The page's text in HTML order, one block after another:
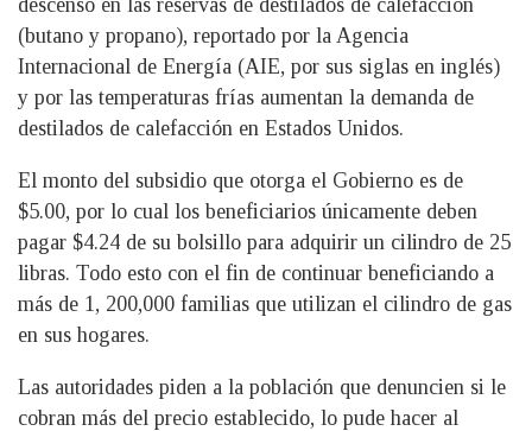
(butano y propano), reportado por la Agencia
Internacional de Energía (AIE, por sus siglas en inglés)
y por las temperaturas frías aumentan la demanda de
destilados de calefacción en Estados Unidos.
El monto del subsidio que otorga el Gobierno es de
$5.00, por lo cual los beneficiarios únicamente deben
pagar $4.24 de su bolsillo para adquirir un cilindro de 25
libras. Todo esto con el fin de continuar beneficiando a
más de 1, 200,000 familias que utilizan el cilindro de gas
en sus hogares.
Las autoridades piden a la población que denuncien si le
cobran más del precio establecido, lo pude hacer al